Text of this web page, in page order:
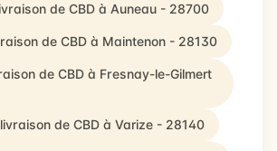
de CBD à Auneau - 28700
de CBD à Maintenon - 28130
de CBD à Fresnay-le-Gilmert
de CBD à Varize - 28140